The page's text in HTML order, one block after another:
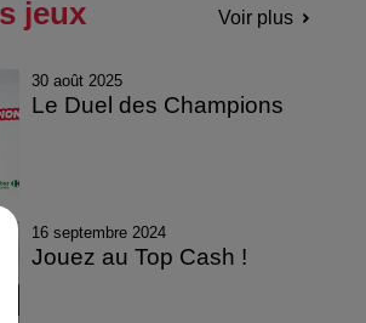
jeux Voir plus
30 août 2025
Le Duel des Champions
16 septembre 2024
Jouez au Top Cash !